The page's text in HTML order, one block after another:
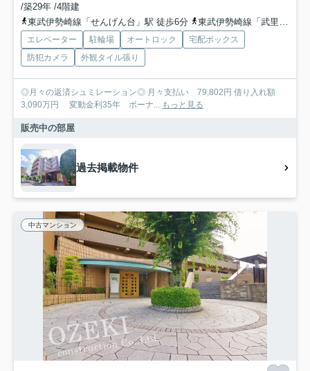
/築29年 /4階建
東武伊勢崎線「せんげん台」駅 徒歩6分
東武伊勢崎線「武里」駅 徒歩20分
エレベーター 駐輪場 オートロック
宅配ボックス
防犯カメラ
外観タイル張り
◎月々の返済シュミレーション◎ 月々支払い 79,802円 借り入れ額
3,090万円 変動金利35年 ボーナ...
もっと見る
販売中の部屋
過去掲載物件
中古マンション